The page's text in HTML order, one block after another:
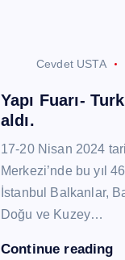
Cevdet USTA
Yapı Fuarı-
aldı.
17-20 Nisan 2024
Merkezi’nde bu yıl
İstanbul Balkanlar,
Doğu ve Kuzey…
Continue reading